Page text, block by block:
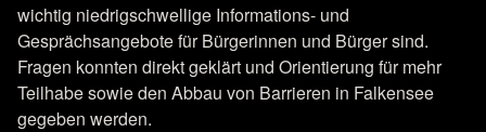
wichtig niedrigschwellige Informations- und
Gesprächsangebote für Bürgerinnen und Bürger sind.
Fragen konnten direkt geklärt und Orientierung für mehr
Teilhabe sowie den Abbau von Barrieren in Falkensee
gegeben werden.